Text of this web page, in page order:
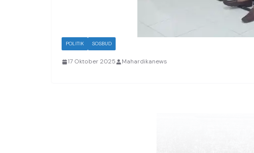
POLITIK SOSBUD
17 Oktober 2025 Mahardikanews